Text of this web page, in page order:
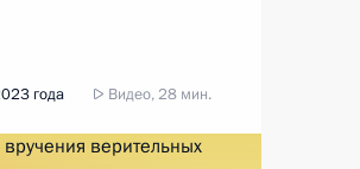
года Видео, 28 мин.